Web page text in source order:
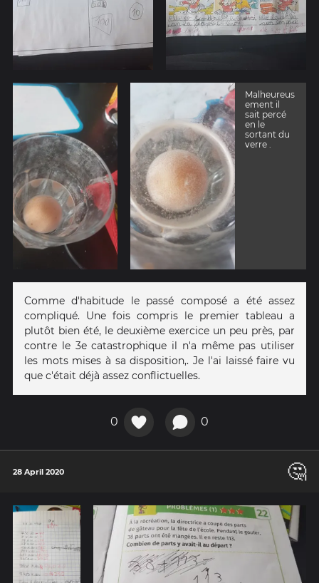
Malheureus
ement il
sait percé
en le
sortant du
verre .
Comme d'habitude le passé composé a été assez
compliqué. Une fois compris le premier tableau a
plutôt bien été, le deuxième exercice un peu près, par
contre le 3e catastrophique il n'a même pas utiliser
les mots mises à sa disposition,. Je l'ai laissé faire vu
que c'était déjà assez conflictuelles.
0 0
28 April 2020 🤔